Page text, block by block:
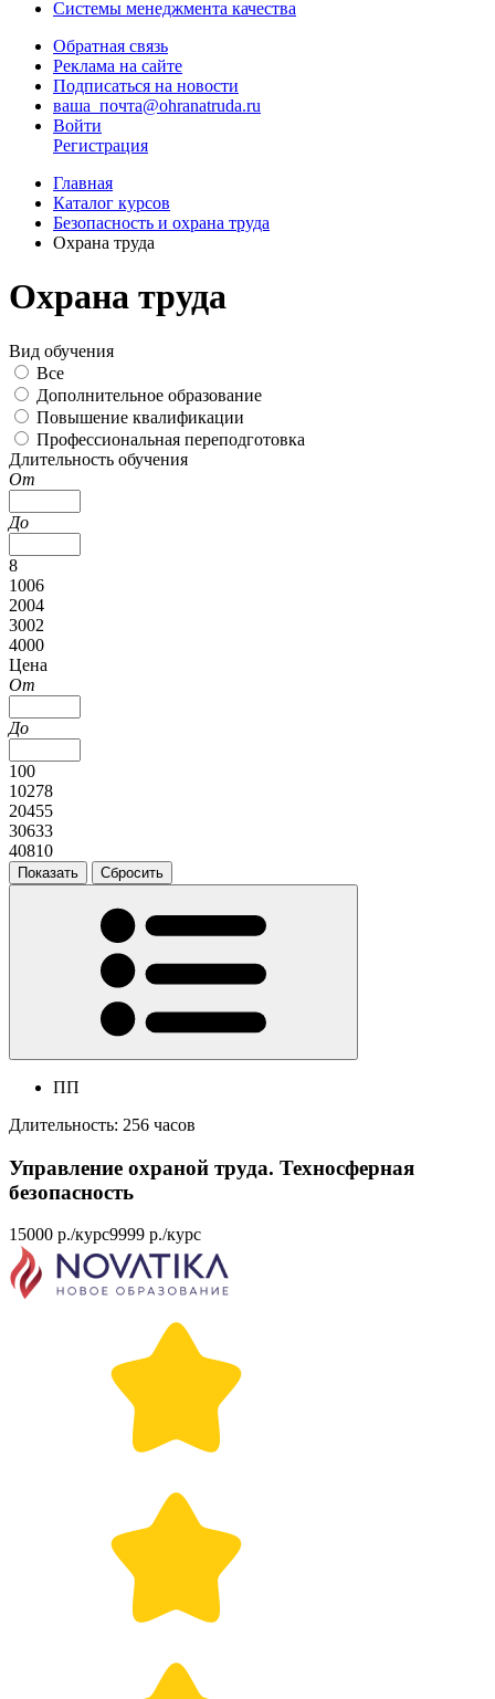
Системы менеджмента качества
Обратная связь
Реклама на сайте
Подписаться на новости
ваша_почта@ohranatruda.ru
Войти
Регистрация
Главная
Каталог курсов
Безопасность и охрана труда
Охрана труда
Охрана труда
Вид обучения
Все
Дополнительное образование
Повышение квалификации
Профессиональная переподготовка
Длительность обучения
От
До
8
1006
2004
3002
4000
Цена
От
До
100
10278
20455
30633
40810
ПП
Длительность: 256 часов
Управление охраной труда. Техносферная
безопасность
15000 р./курс9999 р./курс